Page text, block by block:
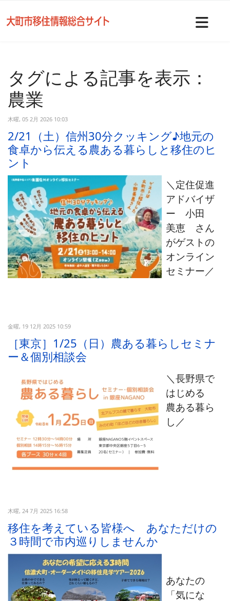
タグによる記事を表示：
農業
木曜, 05 2月 2026 10:03
2/21（土）信州30分クッキング♪地元の
食卓から伝える農ある暮らしと移住のヒ
ント
＼定住促進
アドバイザ
ー 小田
美恵 さん
がゲストの
オンライン
セミナー／
金曜, 19 12月 2025 10:59
［東京］1/25（日）農ある暮らしセミナ
ー＆個別相談会
＼長野県で
はじめる
農ある暮ら
し／
木曜, 24 7月 2025 16:58
移住を考えている皆様へ あなただけの
３時間で市内巡りしませんか
あなたの
「気にな